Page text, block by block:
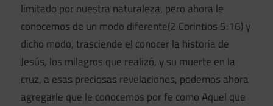
limitado por nuestra naturaleza, pero ahora le
conocemos de un modo diferente(2 Corintios 5:16) y
dicho modo, trasciende el conocer la historia de
Jesús, los milagros que realizó, y su muerte en la
cruz, a esas preciosas revelaciones, podemos ahora
agregarle que le conocemos por fe como Aquel que